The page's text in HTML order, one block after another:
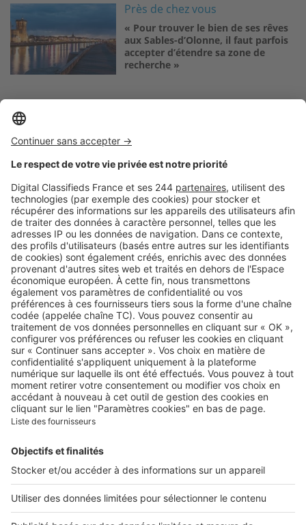
Image Près de chez vous
« Pour trouver le bien de ses rêves
aux Sables-d’Olonne, il faut parfois
accepter d’étendre sa zone de
recherche »
Logic-Immo c’est aussi …
Retrouvez-nous sur …
A propos
Qui sommes-nous ?
Contacter le service client
Nous rejoindre
Presse
Nos applications
Découvrez nos applications